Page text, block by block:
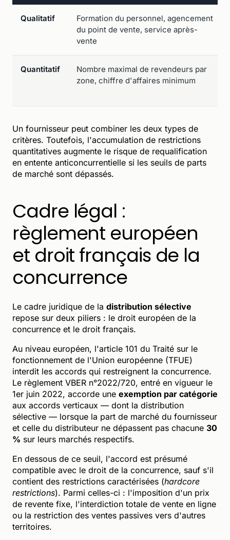
Qualitatif
Formation du personnel, agencement
du point de vente, service après-
vente
Quantitatif
Nombre maximal de revendeurs par
zone, chiffre d'affaires minimum
Un fournisseur peut combiner les deux types de
critères. Toutefois, l'accumulation de restrictions
quantitatives augmente le risque de requalification
en entente anticoncurrentielle si les seuils de parts
de marché sont dépassés.
Cadre légal :
règlement européen
et droit français de la
concurrence
Le cadre juridique de la distribution sélective
repose sur deux piliers : le droit européen de la
concurrence et le droit français.
Au niveau européen, l'article 101 du Traité sur le
fonctionnement de l'Union européenne (TFUE)
interdit les accords qui restreignent la concurrence.
Le règlement VBER n°2022/720, entré en vigueur le
1er juin 2022, accorde une exemption par catégorie
aux accords verticaux — dont la distribution
sélective — lorsque la part de marché du fournisseur
et celle du distributeur ne dépassent pas chacune 30
% sur leurs marchés respectifs.
En dessous de ce seuil, l'accord est présumé
compatible avec le droit de la concurrence, sauf s'il
contient des restrictions caractérisées (hardcore
restrictions). Parmi celles-ci : l'imposition d'un prix
de revente fixe, l'interdiction totale de vente en ligne
ou la restriction des ventes passives vers d'autres
territoires.